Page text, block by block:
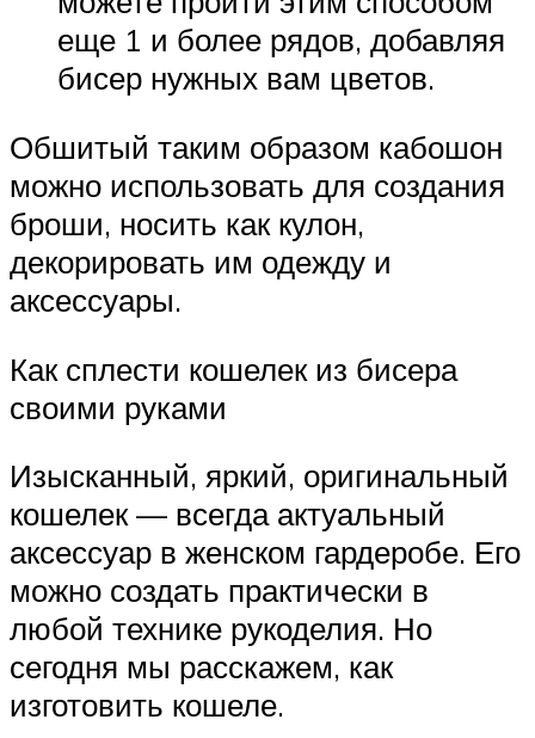
еще 1 и более рядов, добавляя
бисер нужных вам цветов.
Обшитый таким образом кабошон
можно использовать для создания
броши, носить как кулон,
декорировать им одежду и
аксессуары.
Как сплести кошелек из бисера
своими руками
Изысканный, яркий, оригинальный
кошелек — всегда актуальный
аксессуар в женском гардеробе. Его
можно создать практически в
любой технике рукоделия. Но
сегодня мы расскажем, как
изготовить кошеле.